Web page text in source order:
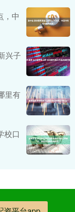
，中
兴子
里有
校口